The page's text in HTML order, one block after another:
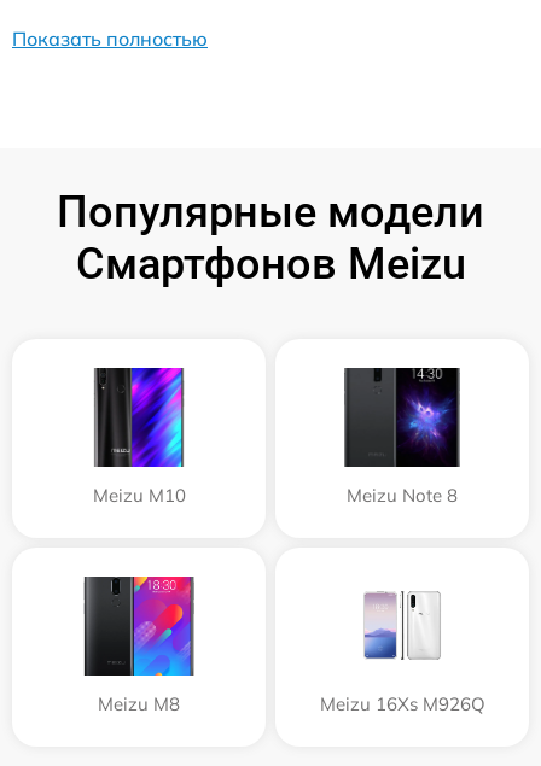
Показать полностью
Популярные модели
Смартфонов Meizu
Meizu M10 Meizu Note 8
Meizu M8 Meizu 16Xs M926Q